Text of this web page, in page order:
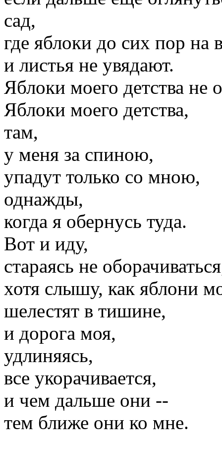
сад,
где яблоки до сих пор на
и листья не увядают.
Яблоки моего детства не
Яблоки моего детства,
там,
у меня за спиною,
упадут только со мною,
однажды,
когда я обернусь туда.
Вот и иду,
стараясь не
хотя слышу, как яблони
шелестят в тишине,
и дорога моя,
удлиняясь,
все укорачивается,
и чем дальше они --
тем ближе они ко мне.